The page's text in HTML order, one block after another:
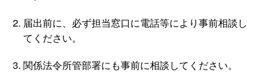
届出前に、必ず担当窓口に電話等により事前相談し
てください。
関係法令所管部署にも事前に相談してください。